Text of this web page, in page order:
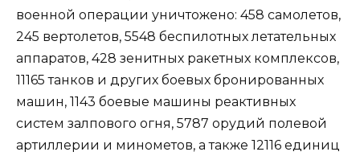
военной операции уничтожено: 458 самолетов,
245 вертолетов, 5548 беспилотных летательных
аппаратов, 428 зенитных ракетных комплексов,
11165 танков и других боевых бронированных
машин, 1143 боевые машины реактивных
систем залпового огня, 5787 орудий полевой
артиллерии и минометов, а также 12116 единиц